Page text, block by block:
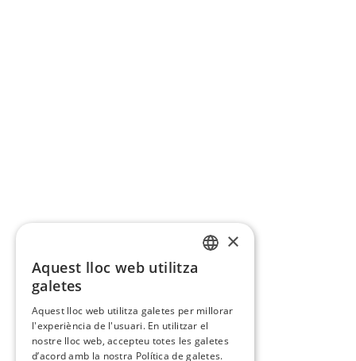
×
Aquest lloc web utilitza
galetes
Aquest lloc web utilitza galetes per millorar
l'experiència de l'usuari. En utilitzar el
nostre lloc web, accepteu totes les galetes
d’acord amb la nostra Política de galetes.